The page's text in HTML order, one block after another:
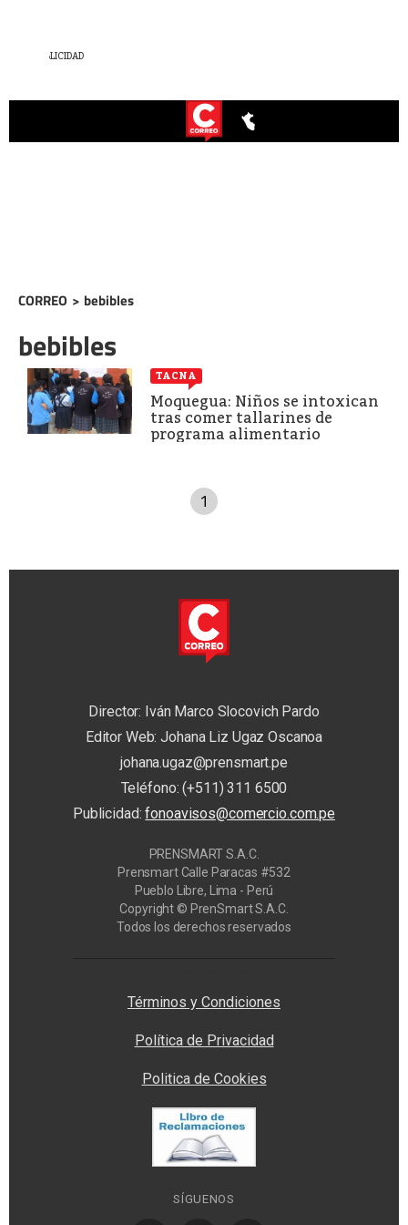
CORREO > bebibles
bebibles
TACNA
Moquegua: Niños se intoxican
tras comer tallarines de
programa alimentario
1
Director: Iván Marco Slocovich Pardo
Editor Web: Johana Liz Ugaz Oscanoa
johana.ugaz@prensmart.pe
Teléfono: (+511) 311 6500
Publicidad:fonoavisos@comercio.com.pe
PRENSMART S.A.C.
Prensmart Calle Paracas #532
Pueblo Libre, Lima - Perú
Copyright © PrenSmart S.A.C.
Todos los derechos reservados
Términos y Condiciones
Política de Privacidad
Politica de Cookies
SÍGUENOS